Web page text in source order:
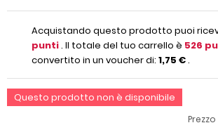
Acquistando questo prodotto puoi
punti. Il totale del tuo carrello è 526
convertito in un voucher di: 1,75 €.
Questo prodotto non è disponibile